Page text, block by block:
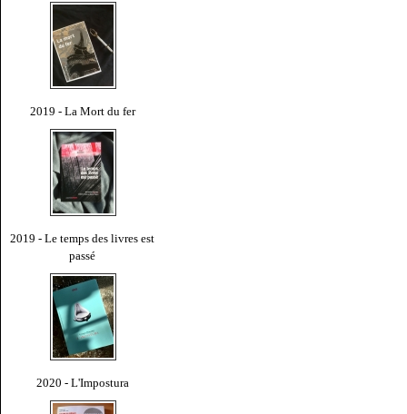
2019 - La Mort du fer
2019 - Le temps des livres est
passé
2020 - L'Impostura